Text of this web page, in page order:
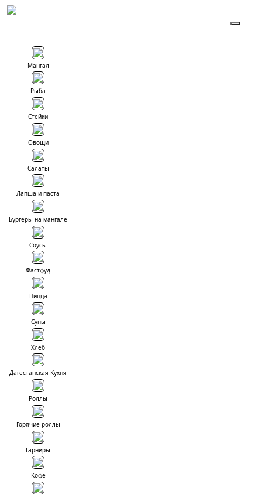
Мангал
Рыба
Стейки
Овощи
Салаты
Лапша и паста
Бургеры на мангале
Соусы
Фастфуд
Пицца
Супы
Хлеб
Дагестанская Кухня
Роллы
Горячие роллы
Гарниры
Кофе